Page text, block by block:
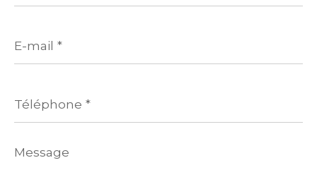
mail
*
*
Message
*